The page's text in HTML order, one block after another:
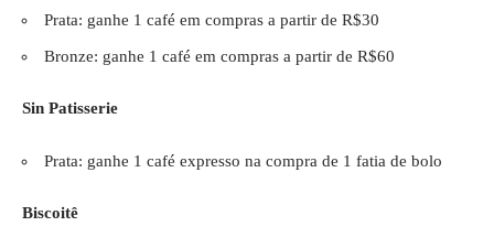
Prata: ganhe 1 café em compras a partir de R$30
Bronze: ganhe 1 café em compras a partir de R$60
Sin Patisserie
Prata: ganhe 1 café expresso na compra de 1 fatia de bolo
Biscoitê